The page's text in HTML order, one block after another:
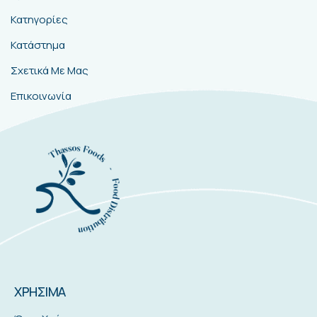
Κατηγορίες
Κατάστημα
Σχετικά Με Μας
Επικοινωνία
ΧΡΗΣΙΜΑ